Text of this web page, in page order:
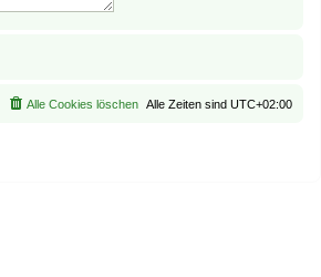
Alle Zeiten sind UTC+02:00
Alle Cookies löschen